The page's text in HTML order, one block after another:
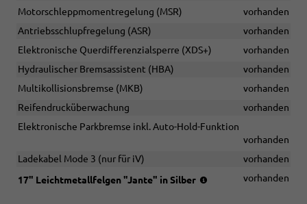
Motorschleppmomentregelung (MSR)
vorhanden
Antriebsschlupfregelung (ASR)
vorhanden
Elektronische Querdifferenzialsperre (XDS+)
vorhanden
Hydraulischer Bremsassistent (HBA)
vorhanden
Multikollisionsbremse (MKB)
vorhanden
Reifendrucküberwachung
vorhanden
Elektronische Parkbremse inkl. Auto-Hold-Funktion
vorhanden
Ladekabel Mode 3 (nur für iV)
vorhanden
17" Leichtmetallfelgen "Jante" in Silber
(Bereifungvorhanden